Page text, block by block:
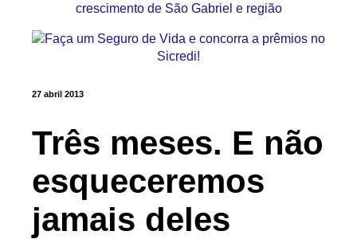
27 abril 2013
Três meses. E não
esqueceremos
jamais deles